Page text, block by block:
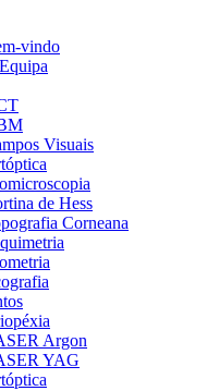
vindo
Visuais
de Hess
Corneana
Argon
YAG